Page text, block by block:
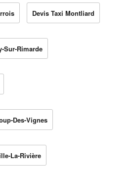
Devis Taxi Montliard
Sur-Rimarde
Des-Vignes
La-Rivière